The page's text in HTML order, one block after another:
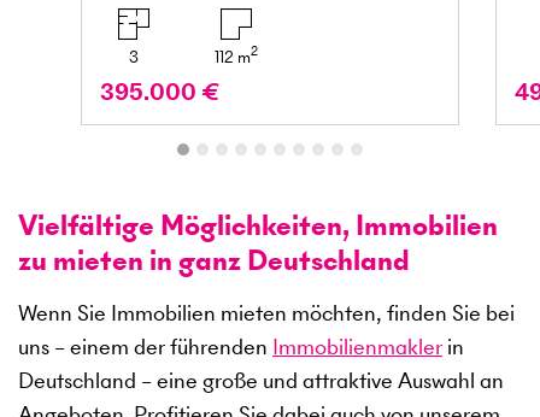
3 112 m2
395.000 €
Vielfältige Möglichkeiten, Immobilien
zu mieten in ganz Deutschland
Wenn Sie Immobilien mieten möchten, finden Sie bei
uns – einem der führenden Immobilienmakler in
Deutschland – eine große und attraktive Auswahl an